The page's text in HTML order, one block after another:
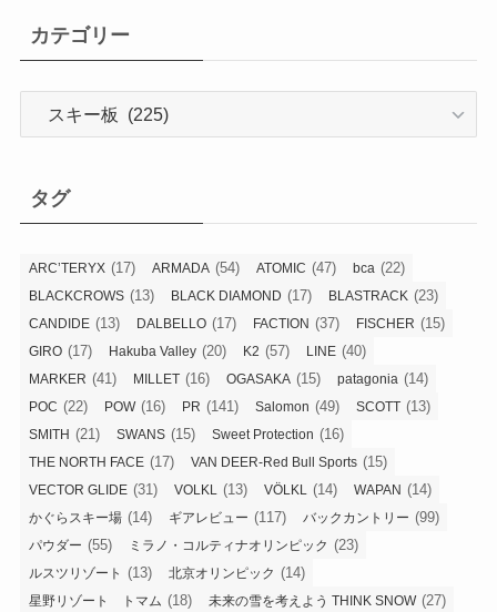
カテゴリー
ー
タグ
ARC’TERYX (17) ARMADA (54) ATOMIC (47) bca (22)
BLACKCROWS (13) BLACK DIAMOND (17) BLASTRACK (23)
CANDIDE (13) DALBELLO (17) FACTION (37) FISCHER (15)
GIRO (17) Hakuba Valley (20) K2 (57) LINE (40)
MARKER (41) MILLET (16) OGASAKA (15) patagonia (14)
POC (22) POW(16) PR (141) Salomon (49) SCOTT (13)
SMITH (21) SWANS (15) Sweet Protection (16)
THE NORTH FACE (17) VAN DEER-Red Bull Sports (15)
VECTOR GLIDE (31) VOLKL (13) VÖLKL (14) WAPAN (14)
かぐらスキー場 (14) ギアレビュー (117) バックカントリー (99)
パウダー (55) ミラノ・コルティナオリンピック (23)
ルスツリゾート (13) 北京オリンピック (14)
星野リゾート トマム (18) 未来の雪を考えよう THINK SNOW(27)